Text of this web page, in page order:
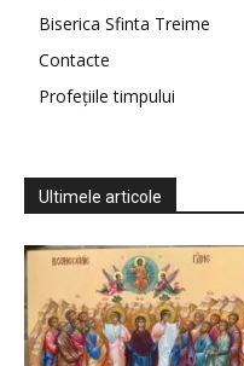
Biserica Sfinta Treime
Contacte
Profețiile timpului
Ultimele articole